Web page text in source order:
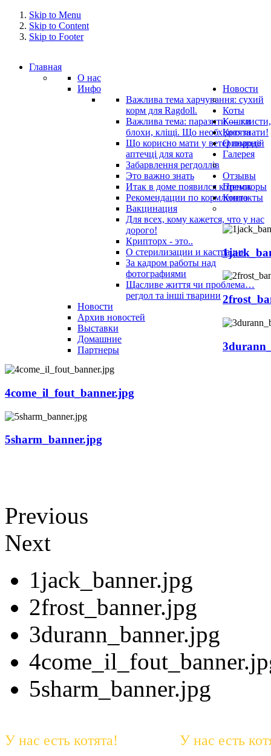
Skip to Menu
Skip to Content
Skip to Footer
Главная
О нас
Инфо
Важлива тема харчування: сухий
корм для Ragdoll.
Важлива тема: паразити — глисти,
блохи, кліщі. Що необхідно знати!
Що корисно мати у ветеринарнiй
аптечцi для кота
Забарвлення регдоллів
Это важно знать
Итак в доме появился котенок
Рекомендации по кормлению
Вакцинация
Для всех, кому кажется, что у нас
дорого!
Крипторх - это..
О стерилизации и кастрации
За кадром работы над
фотографиями
Щасливе життя чи проблема…
регдол та інші тварини
Новости
Новости
Архив новостей
Коты
Кошки
Котята
О породе
Галерея
Выставки
Домашние
Отзывы
Премиоры
Контакты
Партнеры
4come_il_fout_banner.jpg
5sharm_banner.jpg
Previous
Next
1jack_banner.jpg
2frost_banner.jpg
3durann_banner.jpg
5sharm_banner.jpg
У нас есть котята! У нас есть